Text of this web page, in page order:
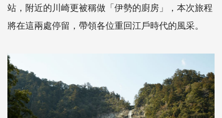
站，附近的川崎更被稱做「伊勢的廚房」，本次旅程
將在這兩處停留，帶領各位重回江戶時代的風采。